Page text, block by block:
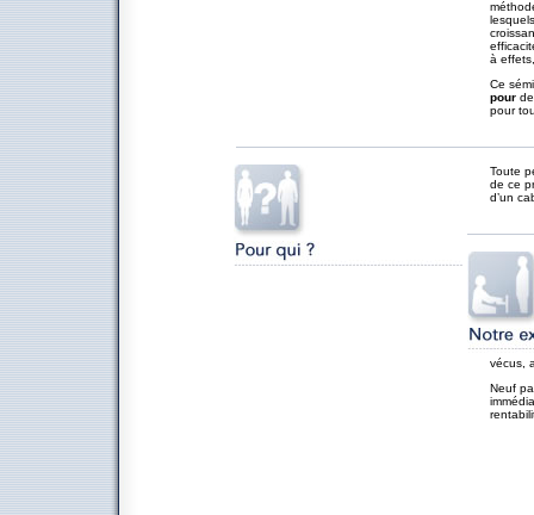
à
Ce
pour
pour
Toute
de ce
d’un
vécus,
Neuf